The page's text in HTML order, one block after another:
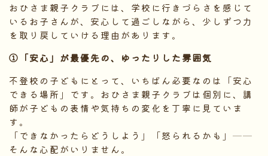
おひさま親子クラブには、学校に行きづらさを感じて
いるお子さんが、安心して過ごしながら、少しずつ力
を取り戻していける理由があります。
①「安心」が最優先の、ゆったりした雰囲気
不登校の子どもにとって、いちばん必要なのは「安心
できる場所」です。おひさま親子クラブは個別に、講
師が子どもの表情や気持ちの変化を丁寧に見ていま
す。
「できなかったらどうしよう」「怒られるかも」──
そんな心配がいりません。